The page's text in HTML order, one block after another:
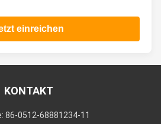
einreichen
KONTAKT
86-0512-68881234-11